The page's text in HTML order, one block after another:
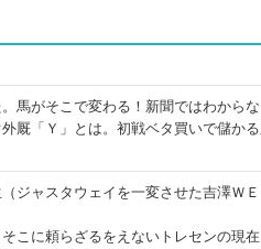
馬がそこで変わる！新聞ではわから
厩「Ｙ」とは。初戦ベタ買いで儲か
ャスタウェイを一変させた吉澤Ｗ
こに頼らざるをえないトレセンの現在